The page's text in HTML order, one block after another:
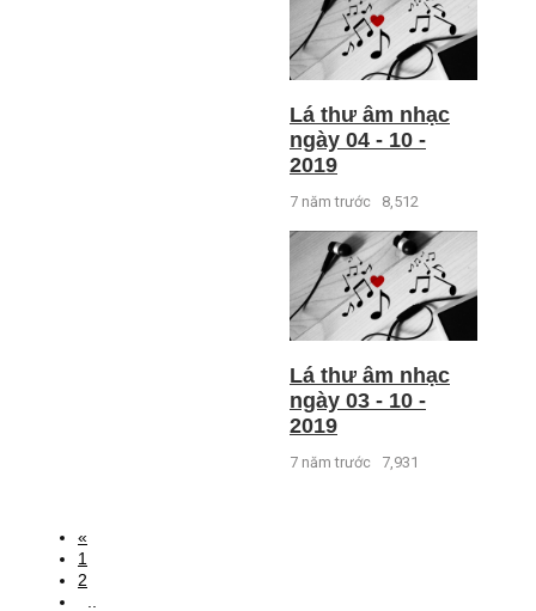
Lá thư âm nhạc
ngày 04 - 10 -
2019
7 năm trước 8,512
Lá thư âm nhạc
ngày 03 - 10 -
2019
7 năm trước 7,931
«
1
2